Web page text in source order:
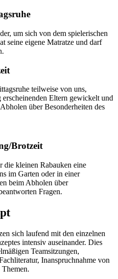
um sich von dem spielerischen
seine eigene Matratze und darf
teilweise von uns,
Eltern gewickelt und
über Besonderheiten des
Brotzeit
die kleinen Rabauken eine
im Garten oder in einer
beim Abholen über
Fragen.
sich laufend mit den einzelnen
intensiv auseinander. Dies
Teamsitzungen,
Inanspruchnahme von